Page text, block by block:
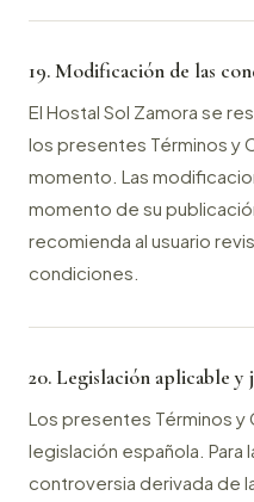
19. Modificación de las
El Hostal Sol Zamora se
los presentes Términos y
momento. Las
momento de su
recomienda al usuario
condiciones.
20. Legislación aplicable y
Los presentes Términos y
legislación española. Para
controversia derivada de